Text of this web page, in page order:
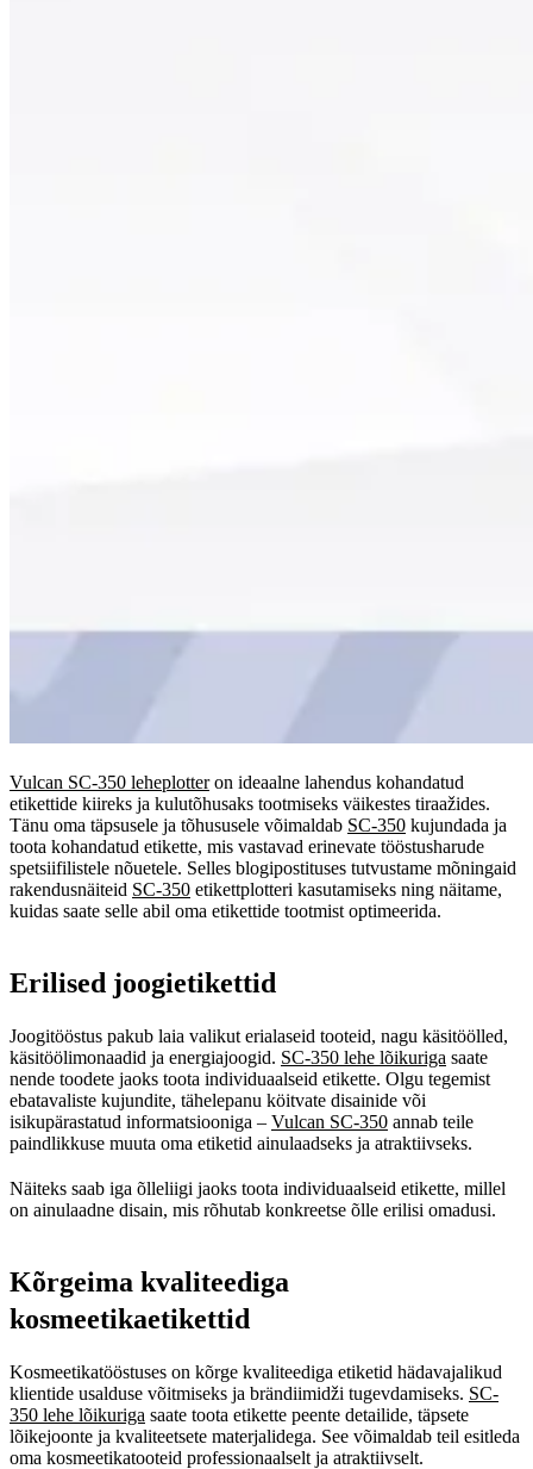
Vulcan SC-350 leheplotteron ideaalne lahendus kohandatud
etikettide kiireks ja kulutõhusaks tootmiseks väikestes tiraažides.
Tänu oma täpsusele ja tõhususele võimaldab SC-350 kujundada ja
toota kohandatud etikette, mis vastavad erinevate tööstusharude
spetsiifilistele nõuetele. Selles blogipostituses tutvustame mõningaid
rakendusnäiteid SC-350 etikettplotteri kasutamiseks ning näitame,
kuidas saate selle abil oma etikettide tootmist optimeerida.
Erilised joogietikettid
Joogitööstus pakub laia valikut erialaseid tooteid, nagu käsitöölled,
käsitöölimonaadid ja energiajoogid. SC-350 lehe lõikuriga saate
nende toodete jaoks toota individuaalseid etikette. Olgu tegemist
ebatavaliste kujundite, tähelepanu köitvate disainide või
isikupärastatud informatsiooniga – Vulcan SC-350 annab teile
paindlikkuse muuta oma etiketid ainulaadseks ja atraktiivseks.
Näiteks saab iga õlleliigi jaoks toota individuaalseid etikette, millel
on ainulaadne disain, mis rõhutab konkreetse õlle erilisi omadusi.
Kõrgeima kvaliteediga
kosmeetikaetikettid
Kosmeetikatööstuses on kõrge kvaliteediga etiketid hädavajalikud
klientide usalduse võitmiseks ja brändiimidži tugevdamiseks. SC-
350 lehe lõikuriga saate toota etikette peente detailide, täpsete
lõikejoonte ja kvaliteetsete materjalidega. See võimaldab teil esitleda
oma kosmeetikatooteid professionaalselt ja atraktiivselt.